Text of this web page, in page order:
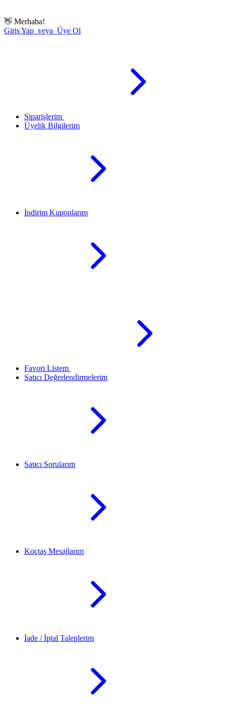
👋 Merhaba!
Giriş Yap veya Üye Ol
Siparişlerim
Üyelik Bilgilerim
İndirim Kuponlarım
Favori Listem
Satıcı Değerlendirmelerim
Satıcı Sorularım
Koçtaş Mesajlarım
İade / İptal Taleplerim